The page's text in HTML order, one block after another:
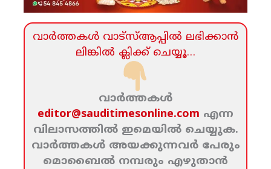
വാര്‍ത്തകള്‍ വാട്‌സ്‌ആപ്പില്‍ ലഭിക്കാന്‍
ലിങ്കില്‍ ക്ലിക്ക്‌ ചെയ്യൂ…
വാര്‍ത്തകള്‍
editor@sauditimesonline.com എന്ന
വിലാസത്തില്‍ ഇമെയില്‍ ചെയ്യുക.
വാര്‍ത്തകള്‍ അയക്കുന്നവര്‍ പേരും
മൊബൈല്‍ നമ്പരും എഴുതാന്‍